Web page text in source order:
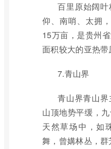
百里原始阔
仰、南哨、太拥
15万亩，是贵州
面积较大的亚热
7.青山界
青山界青山界
山顶地势平缓，
天然草场中，如
舞，曾媾林丛，